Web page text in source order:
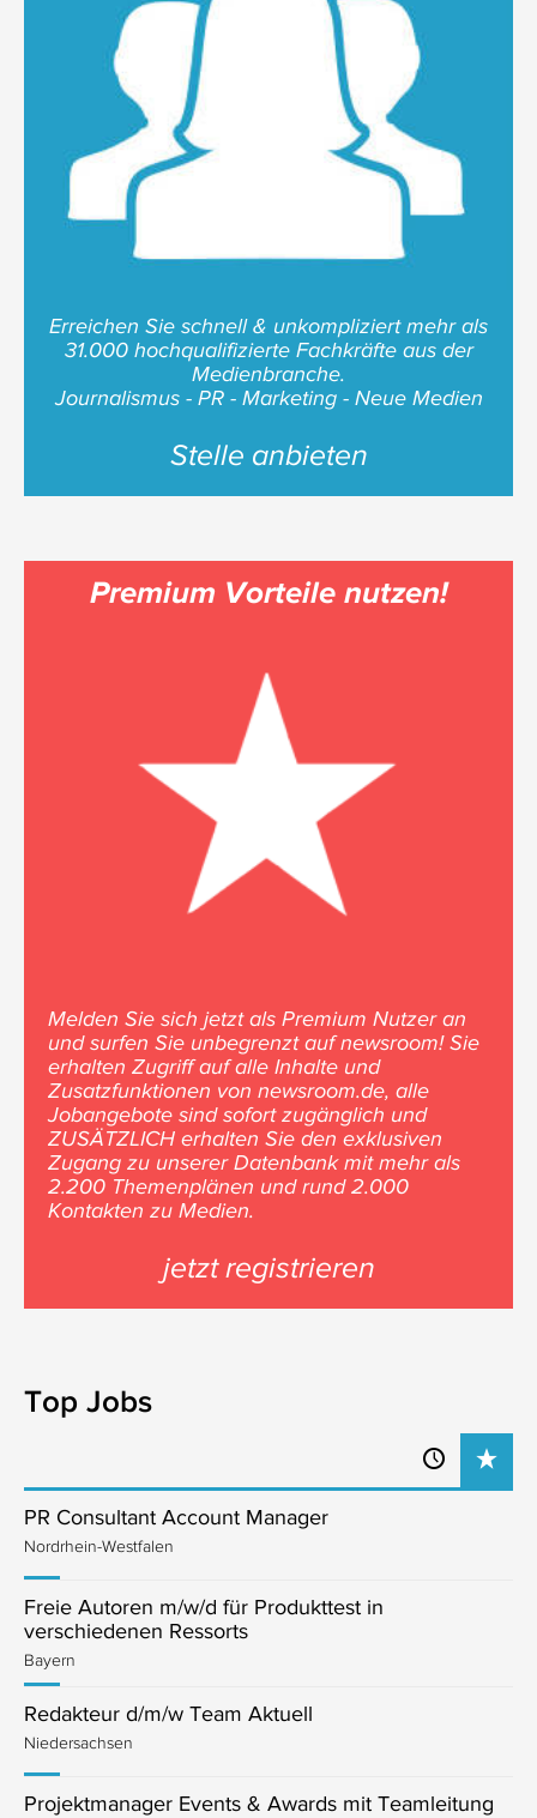
Erreichen Sie schnell & unkompliziert mehr als
31.000 hochqualifizierte Fachkräfte aus der
Medienbranche.
Journalismus - PR - Marketing - Neue Medien
Stelle anbieten
Premium Vorteile nutzen!
Melden Sie sich jetzt als Premium Nutzer an
und surfen Sie unbegrenzt auf newsroom! Sie
erhalten Zugriff auf alle Inhalte und
Zusatzfunktionen von newsroom.de, alle
Jobangebote sind sofort zugänglich und
ZUSÄTZLICH erhalten Sie den exklusiven
Zugang zu unserer Datenbank mit mehr als
2.200 Themenplänen und rund 2.000
Kontakten zu Medien.
jetzt registrieren
Top Jobs
PR Consultant Account Manager
Nordrhein-Westfalen
Freie Autoren m/w/d für Produkttest in
verschiedenen Ressorts
Bayern
Redakteur d/m/w Team Aktuell
Niedersachsen
Projektmanager Events & Awards mit Teamleitung